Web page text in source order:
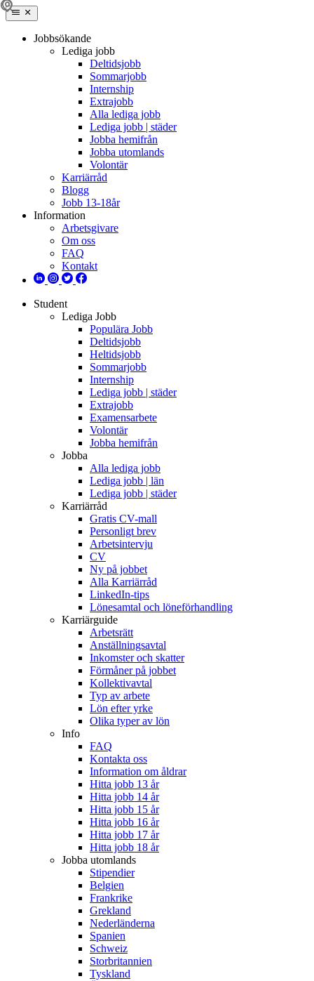
Jobbsökande
Lediga jobb
Deltidsjobb
Sommarjobb
Internship
Extrajobb
Alla lediga jobb
Lediga jobb | städer
Jobba hemifrån
Jobba utomlands
Volontär
Karriärråd
Blogg
Jobb 13-18år
Information
Arbetsgivare
Om oss
FAQ
Kontakt
Student
Lediga Jobb
Populära Jobb
Deltidsjobb
Heltidsjobb
Sommarjobb
Internship
Lediga jobb | städer
Extrajobb
Examensarbete
Volontär
Jobba hemifrån
Jobba
Alla lediga jobb
Lediga jobb | län
Lediga jobb | städer
Karriärråd
Gratis CV-mall
Personligt brev
Arbetsintervju
CV
Ny på jobbet
Alla Karriärråd
LinkedIn-tips
Lönesamtal och löneförhandling
Karriärguide
Arbetsrätt
Anställningsavtal
Inkomster och skatter
Förmåner på jobbet
Kollektivavtal
Typ av arbete
Lön efter yrke
Olika typer av lön
Info
FAQ
Kontakta oss
Information om åldrar
Hitta jobb 13 år
Hitta jobb 14 år
Hitta jobb 15 år
Hitta jobb 16 år
Hitta jobb 17 år
Hitta jobb 18 år
Jobba utomlands
Stipendier
Belgien
Frankrike
Grekland
Nederländerna
Spanien
Schweiz
Storbritannien
Tyskland